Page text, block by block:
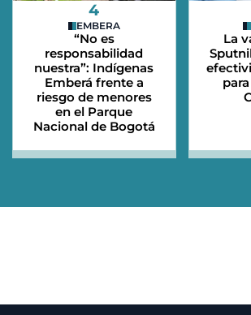
4
EMBERA
“No es
responsabilidad
nuestra”: Indígenas
Emberá frente a
riesgo de menores
en el Parque
Nacional de Bogotá
La